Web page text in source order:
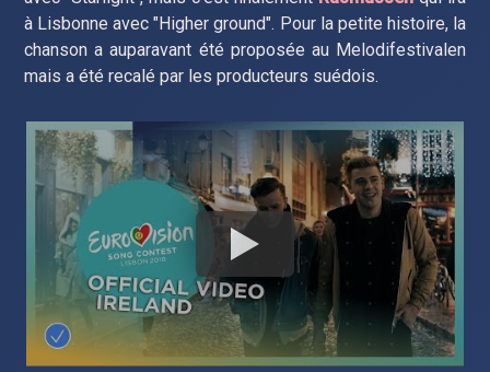
à Lisbonne avec "Higher ground". Pour la petite histoire, la
chanson a auparavant été proposée au Melodifestivalen
mais a été recalé par les producteurs suédois.